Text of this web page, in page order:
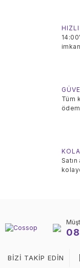
HIZLI
Tüm
BİZİ TAKİP EDİN